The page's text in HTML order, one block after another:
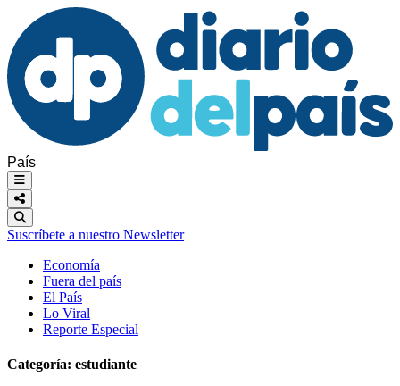
País
Suscríbete a nuestro Newsletter
Economía
Fuera del país
El País
Lo Viral
Reporte Especial
Categoría: estudiante